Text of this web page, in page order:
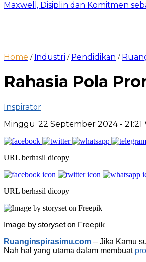
Maxwell, Disiplin dan Komitmen
Home / Industri / Pendidikan /
Rahasia Pola
Inspirator
Minggu, 22 September 2024 - 21:21
URL berhasil dicopy
URL berhasil dicopy
Image by storyset on Freepik
Ruanginspirasimu.com – Jika Kamu
Nah hal yang utama dalam membuat